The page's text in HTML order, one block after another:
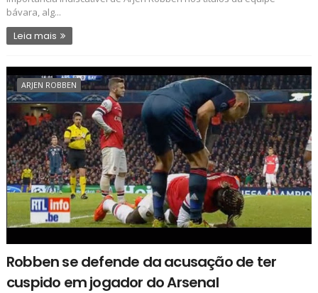
bávara, alg...
Leia mais
ARJEN ROBBEN
Robben se defende da acusação de ter
cuspido em jogador do Arsenal